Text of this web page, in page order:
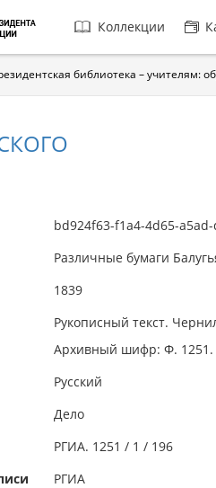
Главная
навигация
Коллекции
библиотека – учителям:
bd924f63-f1a4-4d65-
Различные бумаги
1839
Рукописный текст.
Архивный шифр: Ф.
Русский
Дело
РГИА. 1251 / 1 / 196
РГИА